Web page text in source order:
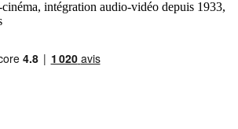
intégration audio-vidéo depuis 1933,